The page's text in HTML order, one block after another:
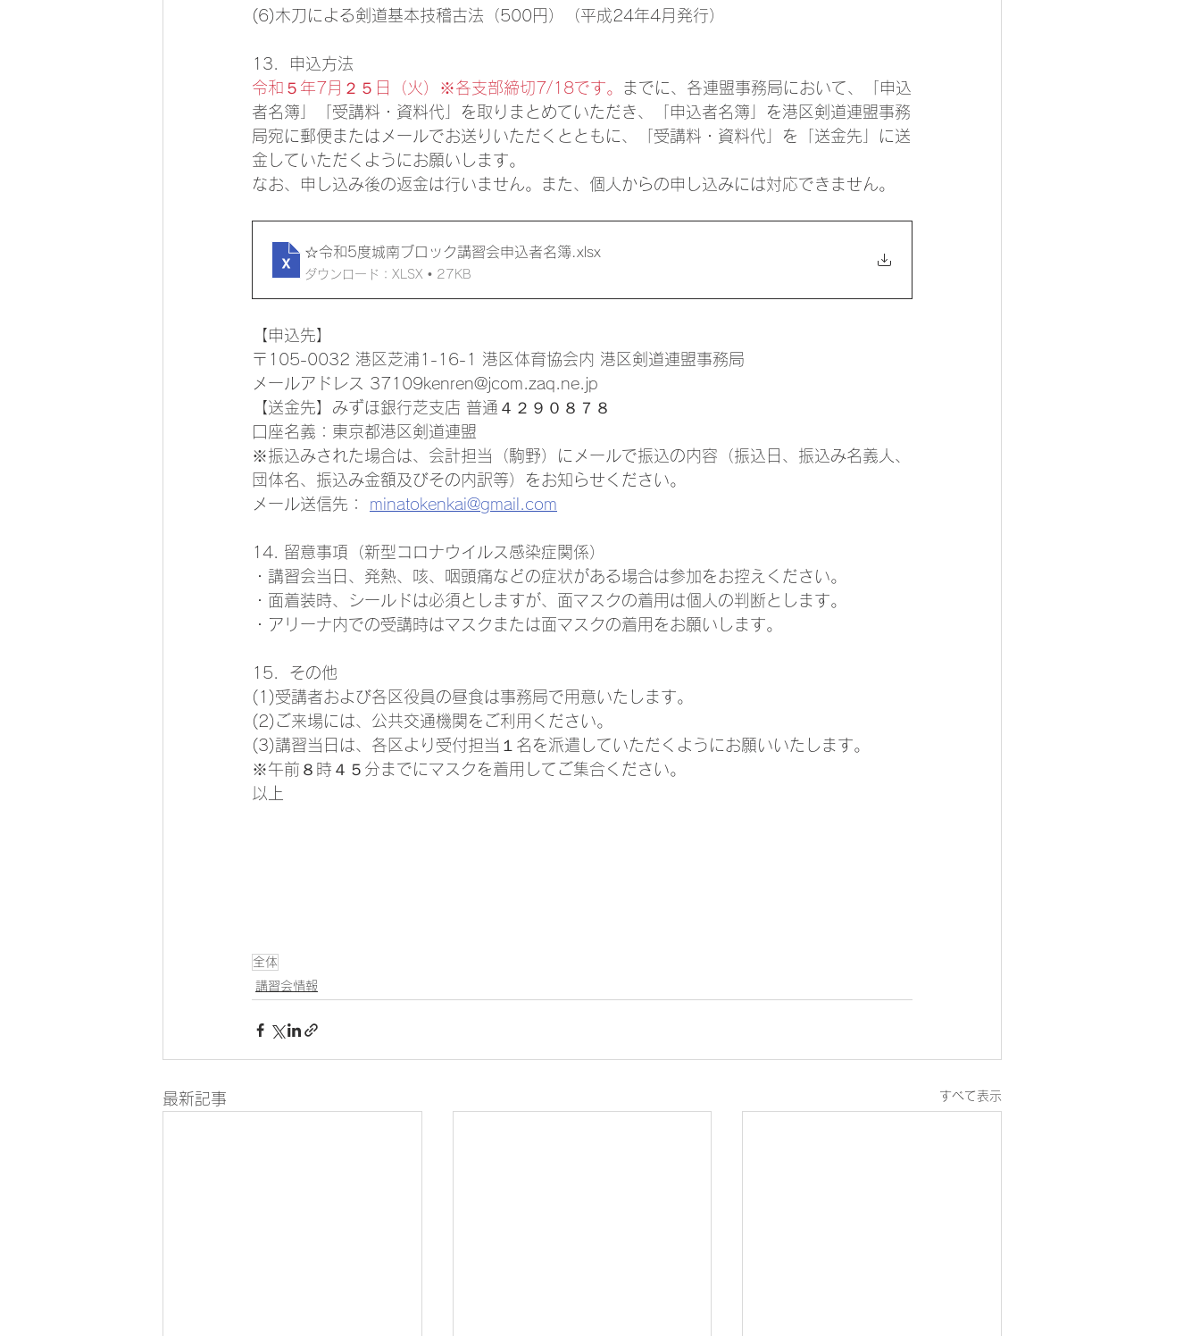
(6)木刀による剣道基本技稽古法（500円）（平成24年4月発行）
13．申込方法
令和５年7月２５日（火）※各支部締切7/18です。
までに、各連盟事務局において、「申込
者名簿」「受講料・資料代」を取りまとめていただき、「申込者名簿」を港区剣道連盟事務
局宛に郵便またはメールでお送りいただくとともに、「受講料・資料代」を「送金先」に送
金していただくようにお願いします。
なお、申し込み後の返金は行いません。また、個人からの申し込みには対応できません。
☆令和5度城南ブロック講習会申込者名簿 .xlsx
ダウンロード：XLSX • 27KB
【申込先】
〒105-0032 港区芝浦1-16-1 港区体育協会内 港区剣道連盟事務局
メールアドレス 37109kenren@jcom.zaq.ne.jp
【送金先】みずほ銀行芝支店 普通４２９０８７８
口座名義：東京都港区剣道連盟
※振込みされた場合は、会計担当（駒野）にメールで振込の内容（振込日、振込み名義人、
団体名、振込み金額及びその内訳等）をお知らせください。
メール送信先： minatokenkai@gmail.com
14. 留意事項（新型コロナウイルス感染症関係）
・講習会当日、発熱、咳、咽頭痛などの症状がある場合は参加をお控えください。
・面着装時、シールドは必須としますが、面マスクの着用は個人の判断とします。
・アリーナ内での受講時はマスクまたは面マスクの着用をお願いします。
15．その他
(1)受講者および各区役員の昼食は事務局で用意いたします。
(2)ご来場には、公共交通機関をご利用ください。
(3)講習当日は、各区より受付担当１名を派遣していただくようにお願いいたします。
※午前８時４５分までにマスクを着用してご集合ください。
以上
全体
講習会情報
最新記事 すべて表示